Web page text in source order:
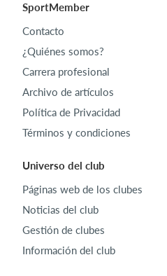
SportMember
Contacto
¿Quiénes somos?
Carrera profesional
Archivo de artículos
Política de Privacidad
Términos y condiciones
Universo del club
Páginas web de los clubes
Noticias del club
Gestión de clubes
Información del club